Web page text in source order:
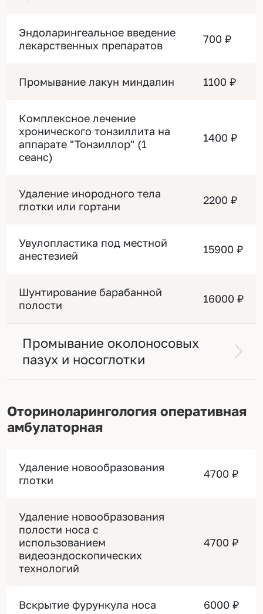
Эндоларингеальное введение
лекарственных препаратов
700 ₽
Промывание лакун миндалин 1100 ₽
Комплексное лечение
хронического тонзиллита на
аппарате "Тонзиллор" (1
сеанс)
1400 ₽
Удаление инородного тела
глотки или гортани
2200 ₽
Увулопластика под местной
анестезией
15900 ₽
Шунтирование барабанной
полости
16000 ₽
Промывание околоносовых
пазух и носоглотки
Оториноларингология оперативная
амбулаторная
Удаление новообразования
глотки
4700 ₽
Удаление новообразования
полости носа с
использованием
видеоэндоскопических
технологий
4700 ₽
Вскрытие фурункула носа 6000 ₽